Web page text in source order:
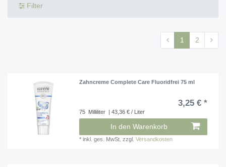
Filter
1 2
Zahncreme Complete Care Fluoridfrei 75 ml
3,25 € *
75 Milliliter | 43,36 € / Liter
In den Warenkorb
*inkl. ges. MwSt. zzgl.Versandkosten